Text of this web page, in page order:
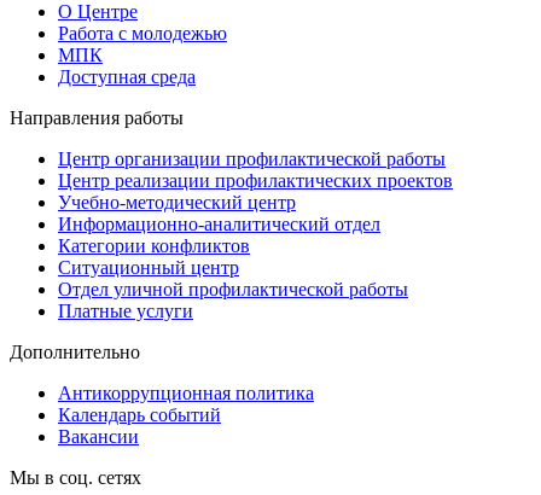
О Центре
Работа с молодежью
МПК
Доступная среда
Направления работы
Центр организации профилактической работы
Центр реализации профилактических проектов
Учебно-методический центр
Информационно-аналитический отдел
Категории конфликтов
Ситуационный центр
Отдел уличной профилактической работы
Платные услуги
Дополнительно
Антикоррупционная политика
Календарь событий
Вакансии
Мы в соц. сетях